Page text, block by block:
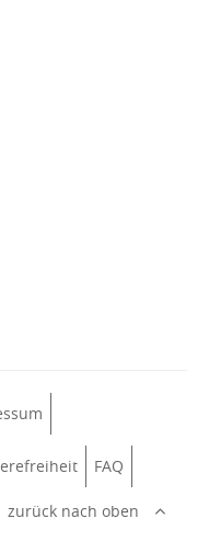
FAQ
zurück nach oben